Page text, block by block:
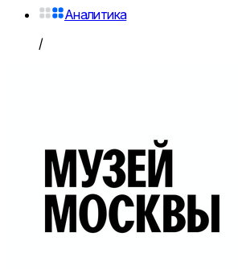
Аналитика
/